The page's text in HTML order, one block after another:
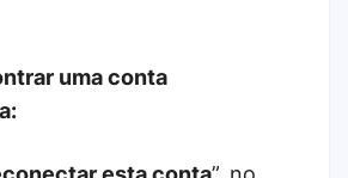
uma conta